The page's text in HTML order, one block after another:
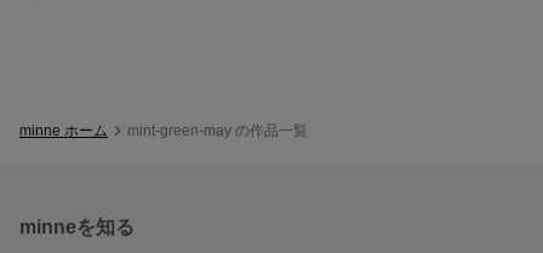
minne ホーム mint-green-may の作品一覧
minneを知る